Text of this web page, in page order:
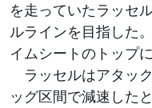
を走っていたラッセ
ルラインを目指した
イムシートのトップに
ラッセルはアタッ
ッグ区間で減速した